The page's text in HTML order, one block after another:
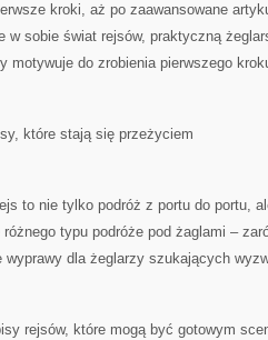
kroki, aż po zaawansowane
w sobie świat rejsów, praktyczną
motywuje do zrobienia pierwszego
które stają się przeżyciem
to nie tylko podróż z portu do portu,
typu podróże pod żaglami –
wyprawy dla żeglarzy szukających
rejsów, które mogą być gotowym